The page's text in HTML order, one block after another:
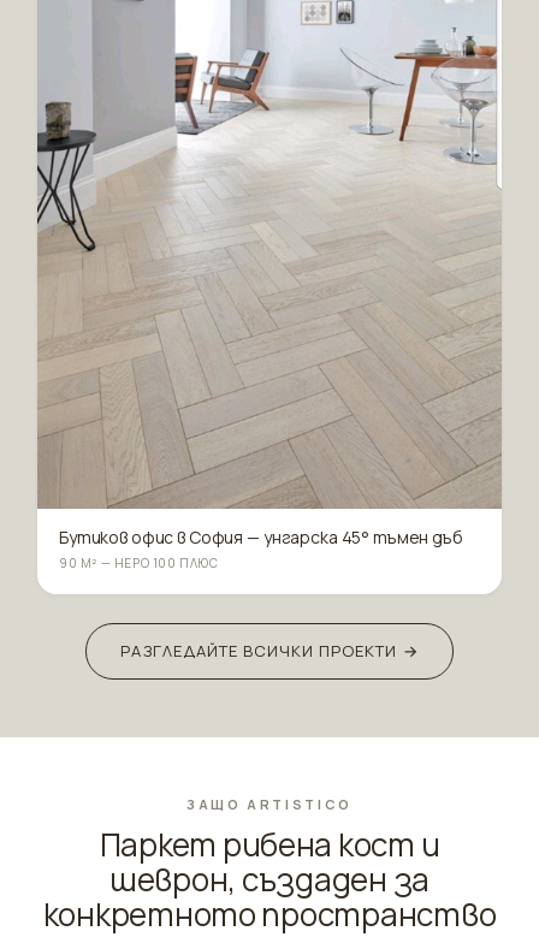
Бутиков офис в София — унгарска 45° тъмен дъб
90 М² — НЕРО 100 ПЛЮС
РАЗГЛЕДАЙТЕ ВСИЧКИ ПРОЕКТИ →
ЗАЩО ARTISTICO
Паркет рибена кост и
шеврон, създаден за
конкретното пространство